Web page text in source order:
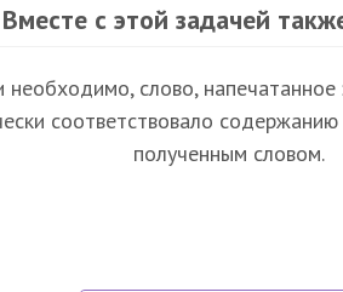
Вместе с этой задачей
необходимо, слово,
соответствовало содержанию
полученным словом.